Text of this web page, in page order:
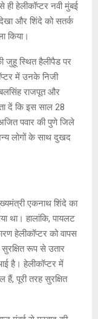
ही हेलीकॉप्टर नवी मुंबई
और शिंदे को सतर्क
किया।
जुहू स्थित हैलीपैड पर
में उनके निजी
बलसिंह राजपूत और
दें कि इस साल 28
पवार की पुणे जिले
लोगों के साथ दुखद
एकनाथ शिंदे का
था। हालांकि, पायलट
हेलीकॉप्टर को वापस
रूप से उतार
है। हेलीकॉप्टर में
हैं, पूरी तरह सुरक्षित